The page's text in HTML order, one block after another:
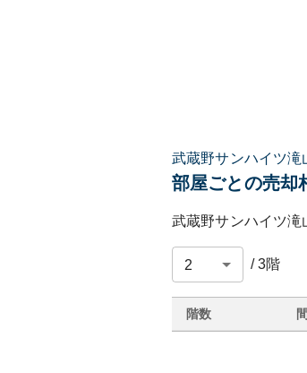
武蔵野サンハイツ滝
部屋ごとの売却
武蔵野サンハイツ滝
/3階
階数